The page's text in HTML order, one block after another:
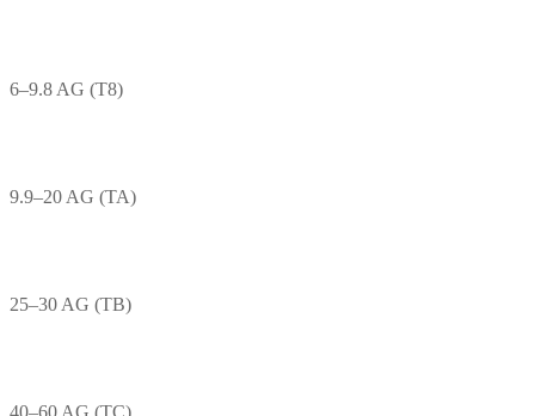
6–9.8 AG (T8)
9.9–20 AG (TA)
25–30 AG (TB)
40–60 AG (TC)